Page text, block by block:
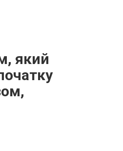
який